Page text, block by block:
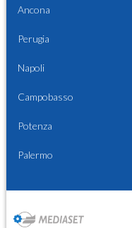
Ancona
Perugia
Napoli
Campobasso
Potenza
Palermo